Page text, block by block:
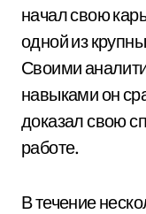
начал свою
одной из
Своими
навыками он
доказал свою
работе.
В течение